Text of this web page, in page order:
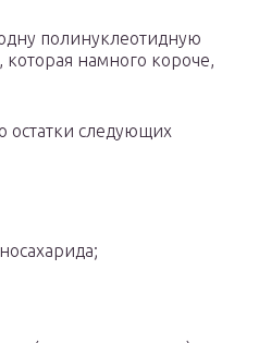
полинуклеотидную
намного короче,
следующих